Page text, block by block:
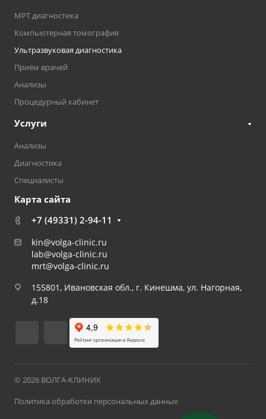
МРТ диагностика
Компьютерная томография
Ультразвуковая диагностика
Приём врачей
Анализы
Процедурный кабинет
Услуги
Анализы
Диагностика
Специалисты
Карта сайта
+7 (49331) 2-94-11
kin@volga-clinic.ru
lab@volga-clinic.ru
mrt@volga-clinic.ru
155801, Ивановская обл., г. Кинешма, ул. Нагорная,
д.18
© 2026 ВОЛГА-КЛИНИК
Политика обработки персональных данных